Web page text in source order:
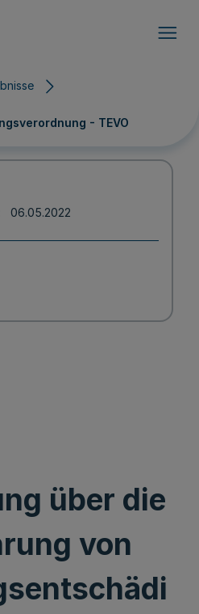
- TEVO
06.05.2022
über die
von